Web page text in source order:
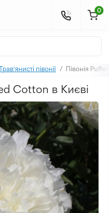
0
півонії Півонія
Cotton в Києві